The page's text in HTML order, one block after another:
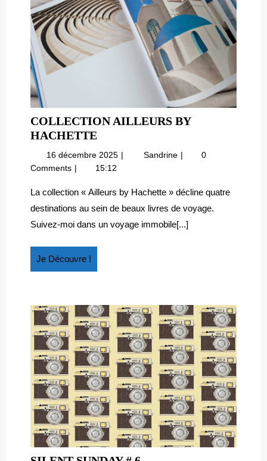
COLLECTION AILLEURS BY
HACHETTECOLLECTION
AILLEURS
BY
16 décembre 2025 16
Sandrine Collection
Hachette
0
Comments
15:12
La collection « Ailleurs by Hachette » décline quatre
destinations au sein de beaux livres de voyage.
Suivez-moi dans un voyage immobile[...]
Je Découvre !
Découvre